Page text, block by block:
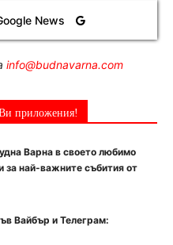
News
info@budnavarna.com
приложения!
Варна в своето любимо
най-важните събития от
Вайбър и Телеграм: